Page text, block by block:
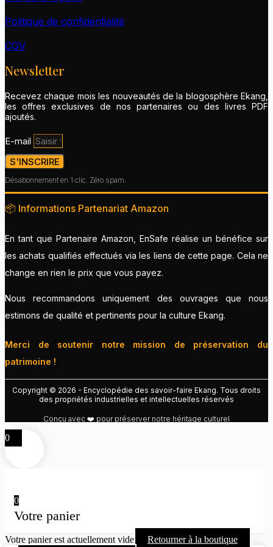
Politique de confidentialité
CGV
Newsletter
Recevez chaque mois les nouveautés de la blogosphère Ekang,
les offres exclusives de nos partenaires ou des livres PDF
ajoutés.
E-mail
S'INSCRIRE
Désabonnement en 1 clic. Zéro spam.
📦 Informations Partenariat Amazon
En tant que Partenaire Amazon, EnSafe réalise un bénéfice sur
les achats qualifiés effectués via les liens de cette page. Cela ne
change en rien le prix que vous payez.
Nous recommandons uniquement des ouvrages que nous
estimons de qualité et pertinents pour la culture Ekang.
Merci de soutenir notre mission de préservation du
patrimoine !
Copyright © 2026 - Encyclopédie des savoir-faire Ekang. Tous droits
des propriétés industrielles et intellectuelles réservés
Conçu avec ❤️ pour préserver notre héritage culturel
0
0
Votre panier
Votre panier est actuellement vide Retourner à la boutique